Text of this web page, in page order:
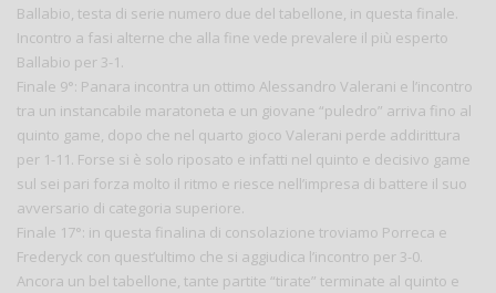
Ballabio, testa di serie numero due del tabellone, in questa finale.
Incontro a fasi alterne che alla fine vede prevalere il più esperto
Ballabio per 3-1.
Finale 9°: Panara incontra un ottimo Alessandro Valerani e l’incontro
tra un instancabile maratoneta e un giovane “puledro” arriva fino al
quinto game, dopo che nel quarto gioco Valerani perde addirittura
per 1-11. Forse si è solo riposato e infatti nel quinto e decisivo game
sul sei pari forza molto il ritmo e riesce nell’impresa di battere il suo
avversario di categoria superiore.
Finale 17°: in questa finalina di consolazione troviamo Porreca e
Frederyck con quest’ultimo che si aggiudica l’incontro per 3-0.
Ancora un bel tabellone, tante partite “tirate” terminate al quinto e